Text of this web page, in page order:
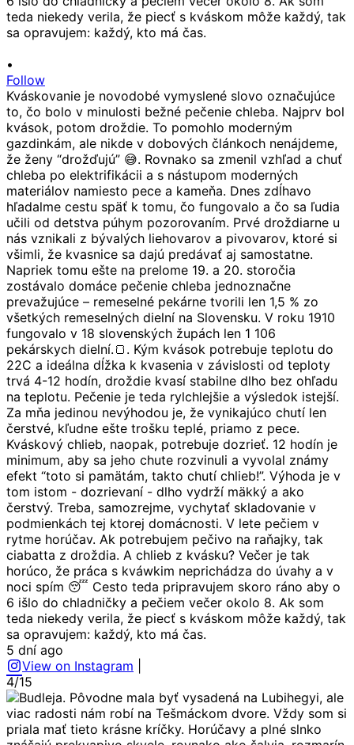
•
Follow
Kváskovanie je novodobé vymyslené slovo označujúce
to, čo bolo v minulosti bežné pečenie chleba. Najprv bol
kvások, potom droždie. To pomohlo moderným
gazdinkám, ale nikde v dobových článkoch nenájdeme,
že ženy “drožďujú” 😅. Rovnako sa zmenil vzhľad a chuť
chleba po elektrifikácii a s nástupom moderných
materiálov namiesto pece a kameňa. Dnes zdĺhavo
hľadalme cestu späť k tomu, čo fungovalo a čo sa ľudia
učili od detstva púhym pozorovaním. Prvé droždiarne u
nás vznikali z bývalých liehovarov a pivovarov, ktoré si
všimli, že kvasnice sa dajú predávať aj samostatne.
Napriek tomu ešte na prelome 19. a 20. storočia
zostávalo domáce pečenie chleba jednoznačne
prevažujúce – remeselné pekárne tvorili len 1,5 % zo
všetkých remeselných dielní na Slovensku. V roku 1910
fungovalo v 18 slovenských župách len 1 106
pekárskych dielní.🍞. Kým kvások potrebuje teplotu do
22C a ideálna dĺžka k kvasenia v závislosti od teploty
trvá 4-12 hodín, droždie kvasí stabilne dlho bez ohľadu
na teplotu. Pečenie je teda rylchlejšie a výsledok istejší.
Za mňa jedinou nevýhodou je, že vynikajúco chutí len
čerstvé, kľudne ešte trošku teplé, priamo z pece.
Kváskový chlieb, naopak, potrebuje dozrieť. 12 hodín je
minimum, aby sa jeho chute rozvinuli a vyvolal známy
efekt “toto si pamätám, takto chutí chlieb!”. Výhoda je v
tom istom - dozrievaní - dlho vydrží mäkký a ako
čerstvý. Treba, samozrejme, vychytať skladovanie v
podmienkách tej ktorej domácnosti. V lete pečiem v
rytme horúčav. Ak potrebujem pečivo na raňajky, tak
ciabatta z droždia. A chlieb z kvásku? Večer je tak
horúco, že práca s kváwkim neprichádza do úvahy a v
noci spím 😴 Cesto teda pripravujem skoro ráno aby o
6 išlo do chladničky a pečiem večer okolo 8. Ak som
teda niekedy verila, že piecť s kváskom môže každý, tak
sa opravujem: každý, kto má čas.
5 dní ago
View on Instagram
4/15